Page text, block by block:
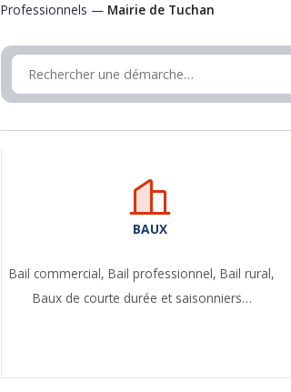
Professionnels — Mairie de Tuchan
BAUX
Bail commercial,Bail professionnel,Bail rural,
Baux de courte durée et saisonniers…